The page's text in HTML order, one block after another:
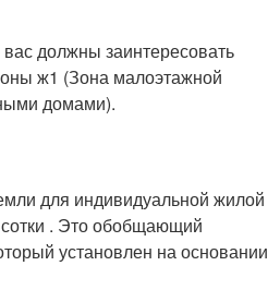
должны заинтересовать
ж1 (Зона малоэтажной
домами).
для индивидуальной жилой
сотки . Это обобщающий
установлен на основании